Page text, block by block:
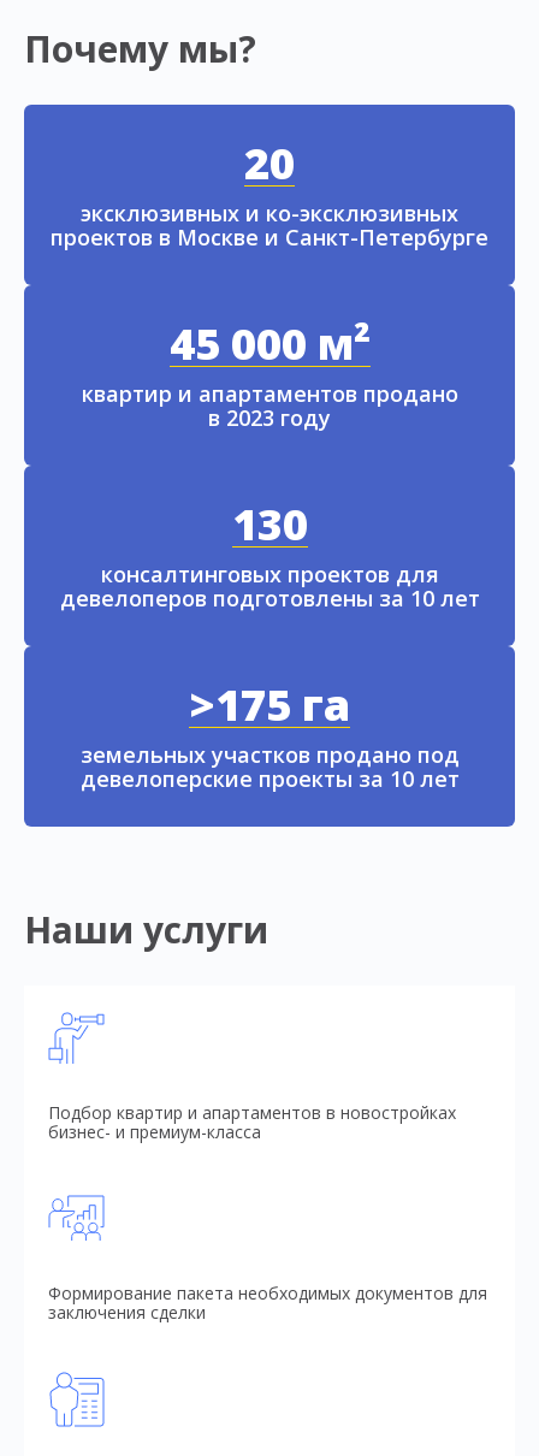
Почему мы?
20
эксклюзивных и ко-эксклюзивных
проектов в Москве и Санкт-Петербурге
45 000 м²
квартир и апартаментов продано
в 2023 году
130
консалтинговых проектов для
девелоперов подготовлены за 10 лет
>175 га
земельных участков продано под
девелоперские проекты за 10 лет
Наши услуги
Подбор квартир и апартаментов в новостройках
бизнес- и премиум-класса
Формирование пакета необходимых документов для
заключения сделки